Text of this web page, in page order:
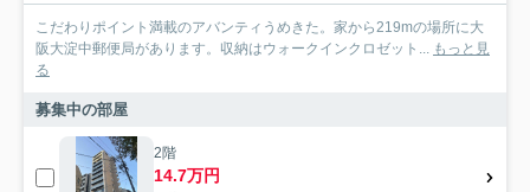
こだわりポイント満載のアバンティうめきた。家から219mの場所に大
阪大淀中郵便局があります。収納はウォークインクロゼット... もっと見
る
募集中の部屋
2階
14.7万円